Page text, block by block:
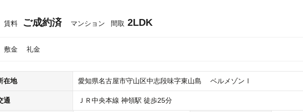
o
k
賃料 ご成約済 マンション 間取 2LDK
敷金 礼金
在地 愛知県名古屋市守山区中志段味字東山島 ベルメゾンⅠ
通 ＪＲ中央本線 神領駅 徒歩25分